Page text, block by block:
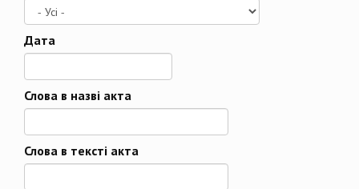
Дата
Дата
Слова в назві акта
Слова в тексті акта